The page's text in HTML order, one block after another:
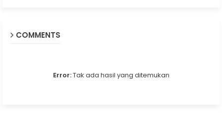
COMMENTS
Error:Tak ada hasil yang ditemukan